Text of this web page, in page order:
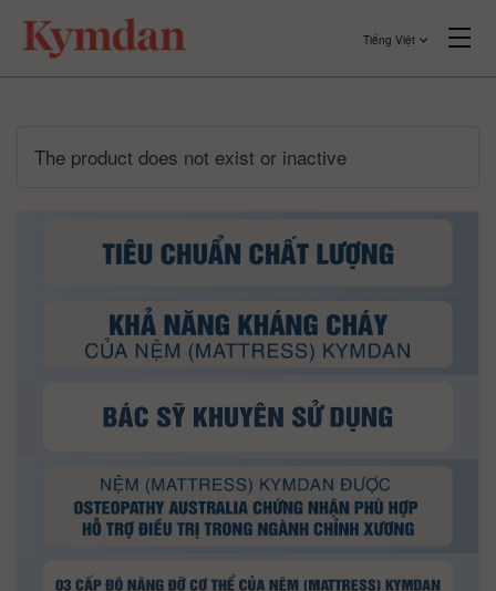
Tiếng Việt
The product does not exist or inactive